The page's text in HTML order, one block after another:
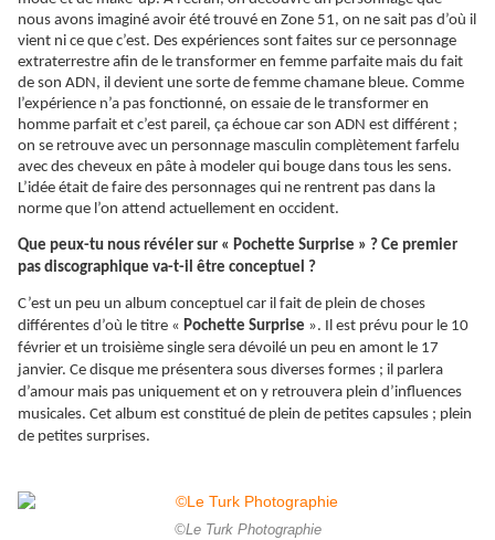
nous avons imaginé avoir été trouvé en Zone 51, on ne sait pas d’où il
vient ni ce que c’est. Des expériences sont faites sur ce personnage
extraterrestre afin de le transformer en femme parfaite mais du fait
de son ADN, il devient une sorte de femme chamane bleue. Comme
l’expérience n’a pas fonctionné, on essaie de le transformer en
homme parfait et c’est pareil, ça échoue car son ADN est différent ;
on se retrouve avec un personnage masculin complètement farfelu
avec des cheveux en pâte à modeler qui bouge dans tous les sens.
L’idée était de faire des personnages qui ne rentrent pas dans la
norme que l’on attend actuellement en occident.
Que peux-tu nous révéler sur « Pochette Surprise » ? Ce premier
pas discographique va-t-il être conceptuel ?
C’est un peu un album conceptuel car il fait de plein de choses
différentes d’où le titre « Pochette Surprise ». Il est prévu pour le 10
février et un troisième single sera dévoilé un peu en amont le 17
janvier. Ce disque me présentera sous diverses formes ; il parlera
d’amour mais pas uniquement et on y retrouvera plein d’influences
musicales. Cet album est constitué de plein de petites capsules ; plein
de petites surprises.
©Le Turk Photographie